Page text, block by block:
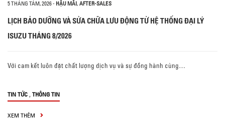
5 THÁNG TÁM, 2026- HẬU MÃI, AFTER-SALES
LỊCH BẢO DƯỠNG VÀ SỬA CHỮA LƯU ĐỘNG TỪ HỆ THỐNG ĐẠI LÝ
ISUZU THÁNG 8/2026
Với cam kết luôn đặt chất lượng dịch vụ và sự đồng hành cùng…
TIN TỨC , THÔNG TIN
XEM THÊM